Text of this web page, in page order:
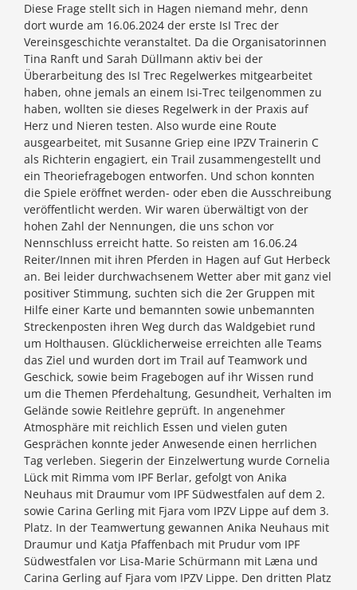
Diese Frage stellt sich in Hagen niemand mehr, denn
dort wurde am 16.06.2024 der erste IsI Trec der
Vereinsgeschichte veranstaltet. Da die Organisatorinnen
Tina Ranft und Sarah Düllmann aktiv bei der
Überarbeitung des IsI Trec Regelwerkes mitgearbeitet
haben, ohne jemals an einem Isi-Trec teilgenommen zu
haben, wollten sie dieses Regelwerk in der Praxis auf
Herz und Nieren testen. Also wurde eine Route
ausgearbeitet, mit Susanne Griep eine IPZV Trainerin C
als Richterin engagiert, ein Trail zusammengestellt und
ein Theoriefragebogen entworfen. Und schon konnten
die Spiele eröffnet werden- oder eben die Ausschreibung
veröffentlicht werden. Wir waren überwältigt von der
hohen Zahl der Nennungen, die uns schon vor
Nennschluss erreicht hatte. So reisten am 16.06.24
Reiter/Innen mit ihren Pferden in Hagen auf Gut Herbeck
an. Bei leider durchwachsenem Wetter aber mit ganz viel
positiver Stimmung, suchten sich die 2er Gruppen mit
Hilfe einer Karte und bemannten sowie unbemannten
Streckenposten ihren Weg durch das Waldgebiet rund
um Holthausen. Glücklicherweise erreichten alle Teams
das Ziel und wurden dort im Trail auf Teamwork und
Geschick, sowie beim Fragebogen auf ihr Wissen rund
um die Themen Pferdehaltung, Gesundheit, Verhalten im
Gelände sowie Reitlehre geprüft. In angenehmer
Atmosphäre mit reichlich Essen und vielen guten
Gesprächen konnte jeder Anwesende einen herrlichen
Tag verleben. Siegerin der Einzelwertung wurde Cornelia
Lück mit Rimma vom IPF Berlar, gefolgt von Anika
Neuhaus mit Draumur vom IPF Südwestfalen auf dem 2.
sowie Carina Gerling mit Fjara vom IPZV Lippe auf dem 3.
Platz. In der Teamwertung gewannen Anika Neuhaus mit
Draumur und Katja Pfaffenbach mit Prudur vom IPF
Südwestfalen vor Lisa-Marie Schürmann mit Læna und
Carina Gerling auf Fjara vom IPZV Lippe. Den dritten Platz